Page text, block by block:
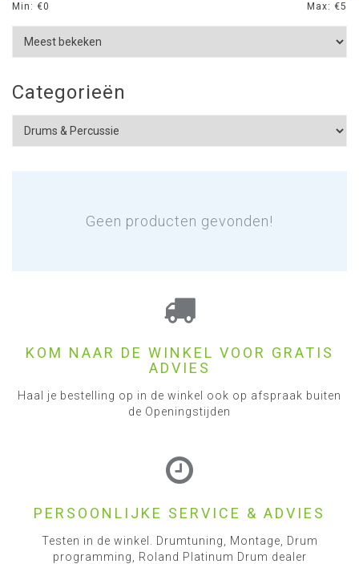
Min: €0 Max: €5
Categorieën
Geen producten gevonden!
KOM NAAR DE WINKEL VOOR GRATIS
ADVIES
Haal je bestelling op in de winkel ook op afspraak buiten
de Openingstijden
PERSOONLIJKE SERVICE & ADVIES
Testen in de winkel. Drumtuning, Montage, Drum
programming, Roland Platinum Drum dealer